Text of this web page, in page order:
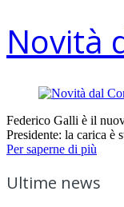
Novità
Federico Galli è il
Presidente: la carica
Per saperne di più
Ultime news